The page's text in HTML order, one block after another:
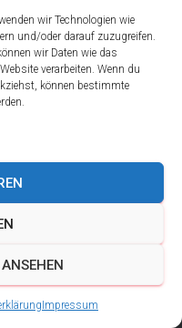
wir Technologien wie
und/oder darauf zuzugreifen.
wir Daten wie das
verarbeiten. Wenn du
können bestimmte
Impressum